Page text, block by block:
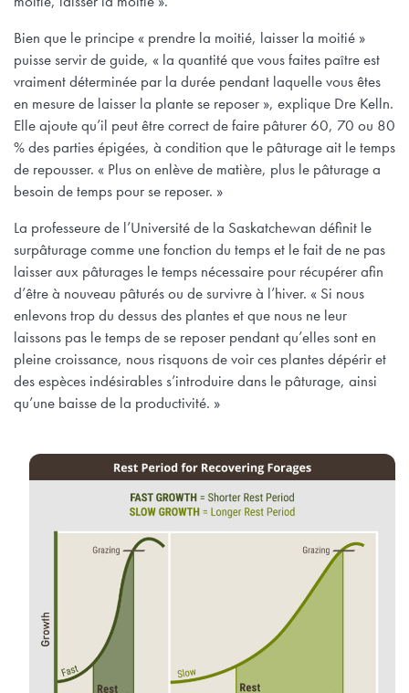
Bien que le principe « prendre la moitié, laisser la moitié »
puisse servir de guide, « la quantité que vous faites paître est
vraiment déterminée par la durée pendant laquelle vous êtes
en mesure de laisser la plante se reposer », explique Dre Kelln.
Elle ajoute qu’il peut être correct de faire pâturer 60, 70 ou 80
% des parties épigées, à condition que le pâturage ait le temps
de repousser. « Plus on enlève de matière, plus le pâturage a
besoin de temps pour se reposer. »
La professeure de l’Université de la Saskatchewan définit le
surpâturage comme une fonction du temps et le fait de ne pas
laisser aux pâturages le temps nécessaire pour récupérer afin
d’être à nouveau pâturés ou de survivre à l’hiver. « Si nous
enlevons trop du dessus des plantes et que nous ne leur
laissons pas le temps de se reposer pendant qu’elles sont en
pleine croissance, nous risquons de voir ces plantes dépérir et
des espèces indésirables s’introduire dans le pâturage, ainsi
qu’une baisse de la productivité. »